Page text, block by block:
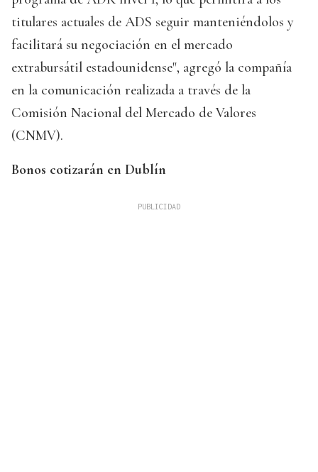
titulares actuales de ADS seguir manteniéndolos y
facilitará su negociación en el mercado
extrabursátil estadounidense", agregó la compañía
en la comunicación realizada a través de la
Comisión Nacional del Mercado de Valores
(CNMV).
Bonos cotizarán en Dublín